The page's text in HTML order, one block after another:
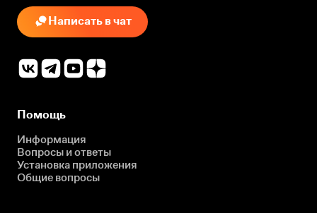
Написать в чат
Помощь
Информация
Вопросы и ответы
Установка приложения
Общие вопросы